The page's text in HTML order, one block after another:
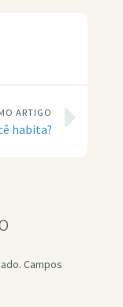
ARTIGO
habita?
Campos